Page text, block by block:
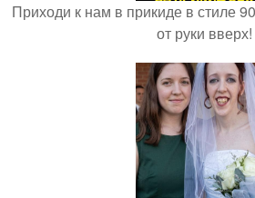
Приходи к нам в прикиде в стиле
от руки вверх!